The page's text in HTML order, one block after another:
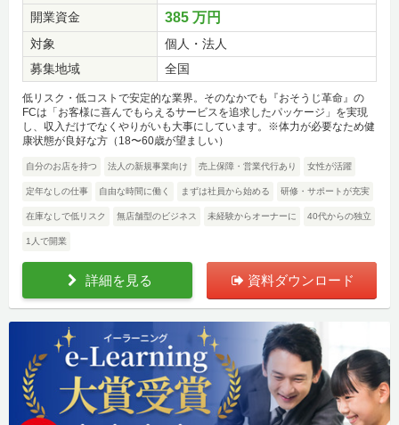
開業資金
385 万円
対象
個人・法人
募集地域
全国
低リスク・低コストで安定的な業界。そのなかでも『おそうじ革命』の
FCは「お客様に喜んでもらえるサービスを追求したパッケージ」を実現
し、収入だけでなくやりがいも大事にしています。※体力が必要なため健
康状態が良好な方（18〜60歳が望ましい）
自分のお店を持つ 法人の新規事業向け 売上保障・営業代行あり 女性が活躍
定年なしの仕事 自由な時間に働く まずは社員から始める 研修・サポートが充実
在庫なしで低リスク 無店舗型のビジネス 未経験からオーナーに 40代からの独立
1人で開業
詳細を見る 資料ダウンロード